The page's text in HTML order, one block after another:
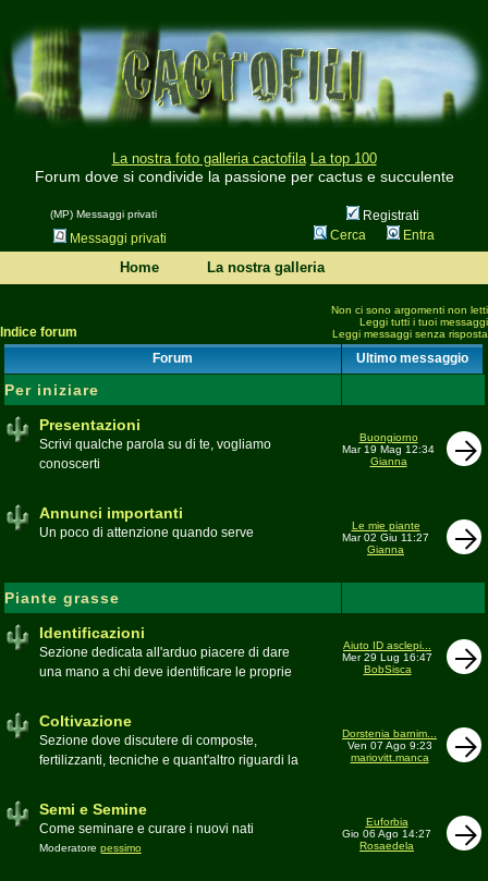
La nostra foto galleria cactofila La top 100
Forum dove si condivide la passione per cactus e succulente
(MP) Messaggi privati
Registrati
Messaggi privati
Cerca Entra
Home La nostra galleria
Indice forum
Non ci sono argomenti non letti
Leggi tutti i tuoi messaggi
Leggi messaggi senza risposta
Forum Ultimo messaggio
Per iniziare
Presentazioni
Scrivi qualche parola su di te, vogliamo
conoscerti
Buongiorno
Mar 19 Mag 12:34
Gianna
Annunci importanti
Un poco di attenzione quando serve
Le mie piante
Mar 02 Giu 11:27
Gianna
Piante grasse
Identificazioni
Sezione dedicata all'arduo piacere di dare
una mano a chi deve identificare le proprie
Aiuto ID asclepi...
Mer 29 Lug 16:47
BobSisca
Coltivazione
Sezione dove discutere di composte,
fertilizzanti, tecniche e quant'altro riguardi la
Dorstenia barnim...
Ven 07 Ago 9:23
mariovitt.manca
Semi e Semine
Come seminare e curare i nuovi nati
Moderatore pessimo
Euforbia
Gio 06 Ago 14:27
Rosaedela